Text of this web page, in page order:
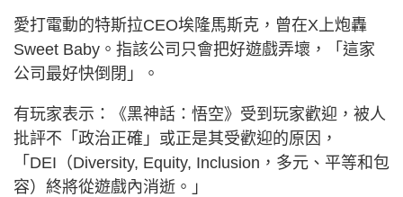
愛打電動的特斯拉CEO埃隆馬斯克，曾在X上炮轟
Sweet Baby。指該公司只會把好遊戲弄壞，「這家
公司最好快倒閉」。
有玩家表示：《黑神話：悟空》受到玩家歡迎，被人
批評不「政治正確」或正是其受歡迎的原因，
「DEI（Diversity, Equity, Inclusion，多元、平等和包
容）終將從遊戲內消逝。」